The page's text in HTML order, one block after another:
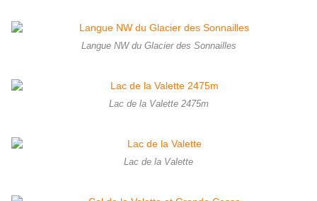
Langue NW du Glacier des Sonnailles
Lac de la Valette 2475m
Lac de la Valette